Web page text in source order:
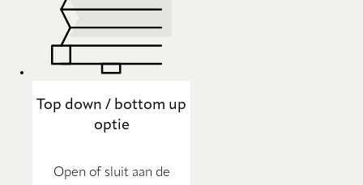
Top down / bottom up
optie
Open of sluit aan de